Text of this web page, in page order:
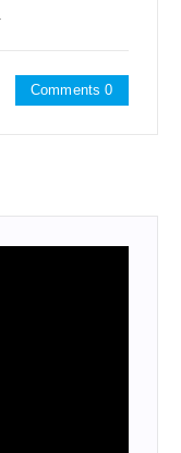
Comments 0